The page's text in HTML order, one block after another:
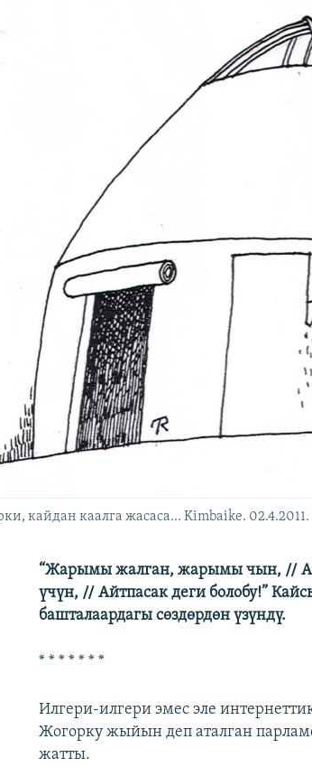
кайдан каалга жасаса... Kimbaike. 02.4.2011.
“Жарымы жалган, жарымы чын, //
үчүн, // Айтпасак деги болобу!”
башталаардагы сөздөрдөн үзүндү.
* * * * * * *
Илгери-илгери эмес эле
Жогорку жыйын деп аталган
жатты.